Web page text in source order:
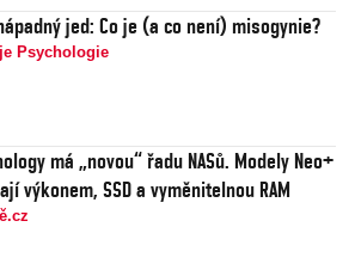
jed: Co je (a co není) misogynie?
Psychologie
má „novou“ řadu NASů. Modely Neo+
výkonem, SSD a vyměnitelnou RAM